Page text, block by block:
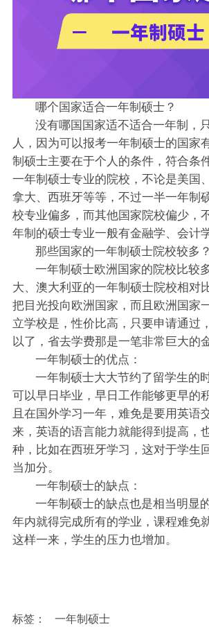
哪个国家适合一年制硕士？
没有哪国国家适不适合一年制，
人，因为可以报考一年制硕士的国家
制硕士主要在于个人的条件，符合条
一年制硕士专业的院校，不论是美国
拿大、西班牙等等，不过一半一年制
校专业偏多，而其他国家院校偏少，
年制的硕士专业一般有金融学、会计
那些国家的一年制硕士院校较多？
一年制硕士欧洲国家的院校比较
大、澳大利亚的一年制硕士院校相对
把目光投向欧洲国家，而且欧洲国家
立学校是，性价比高，只要申请通过
以了，省去学费那是一笔非常巨大的
一年制硕士的优点：
一年制硕士大大节约了留学生的
可以早日毕业，早日工作能够更早的
且在国外学习一年，难免是要用英语
来，英语的语言能力就能得到提高，
种，比如在西班牙学习，这对于学生
当加分。
一年制硕士的缺点：
一年制硕士的缺点也是相当明显
年内就得完成所有的学业，课程难免
这样一来，学生的压力也增加。
标签： 一年制硕士